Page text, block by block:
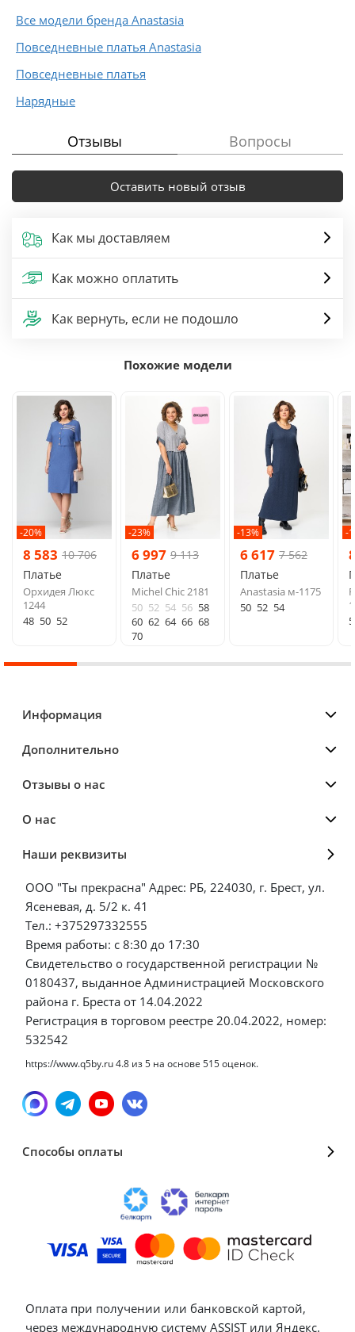
Все модели бренда Anastasia
Повседневные платья Anastasia
Повседневные платья
Нарядные
Отзывы Вопросы
Оставить новый отзыв
Как мы доставляем
Как можно оплатить
Как вернуть, если не подошло
Похожие модели
-20%
8 583 10 706
Платье
Орхидея Люкс
1244
48 50 52
-23%
6 997 9 113
Платье
Michel Chic 2181
50 52 54 56 58
60 62 64 66 68
70
-13%
6 617 7 562
Платье
Anastasia м-1175
50 52 54
-
Информация
Дополнительно
Отзывы о нас
О нас
Наши реквизиты
ООО "Ты прекрасна" Адрес: РБ, 224030, г. Брест, ул.
Ясеневая, д. 5/2 к. 41
Тел.: +375297332555
Время работы: с 8:30 до 17:30
Свидетельство о государственной регистрации №
0180437, выданное Администрацией Московского
района г. Бреста от 14.04.2022
Регистрация в торговом реестре 20.04.2022, номер:
532542
https://www.q5by.ru4.8 из5 на основе 515оценок.
Способы оплаты
Оплата при получении или банковской картой,
через международную систему ASSIST или Яндекс.